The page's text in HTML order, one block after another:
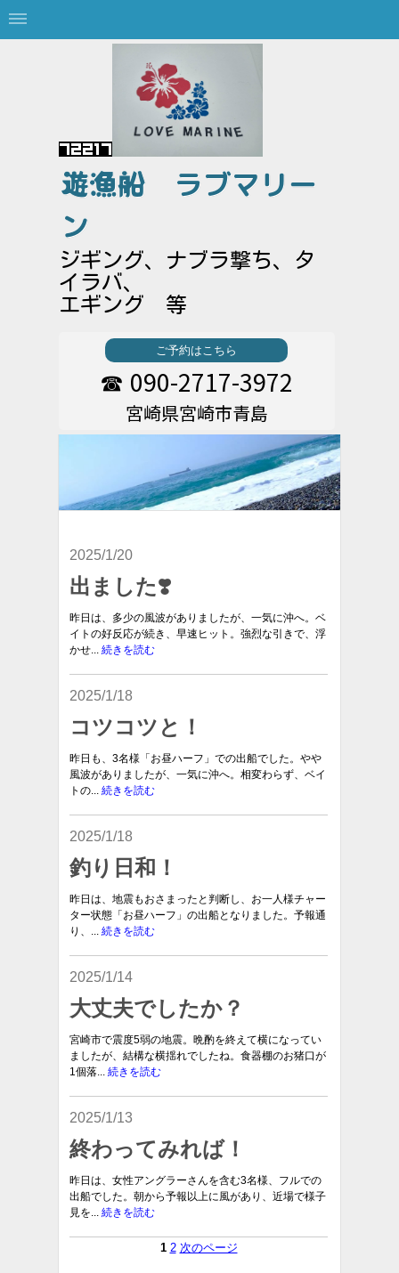
遊漁船
ラブマリー
ン
ジギング、ナブラ撃ち、タ
イラバ、
エギング 等
ご予約はこちら
☎ 090-2717-3972
宮崎県宮崎市青島
2025/1/20
出ました❣️
昨日は、多少の風波がありましたが、一気に沖へ。ベ
イトの好反応が続き、早速ヒット。強烈な引きで、浮
かせ... 続きを読む
2025/1/18
コツコツと！
昨日も、3名様「お昼ハーフ」での出船でした。やや
風波がありましたが、一気に沖へ。相変わらず、ベイ
トの... 続きを読む
2025/1/18
釣り日和！
昨日は、地震もおさまったと判断し、お一人様チャー
ター状態「お昼ハーフ」の出船となりました。予報通
り、... 続きを読む
2025/1/14
大丈夫でしたか？
宮崎市で震度5弱の地震。晩酌を終えて横になってい
ましたが、結構な横揺れでしたね。食器棚のお猪口が
1個落... 続きを読む
2025/1/13
終わってみれば！
昨日は、女性アングラーさんを含む3名様、フルでの
出船でした。朝から予報以上に風があり、近場で様子
見を... 続きを読む
1 2 次のページ